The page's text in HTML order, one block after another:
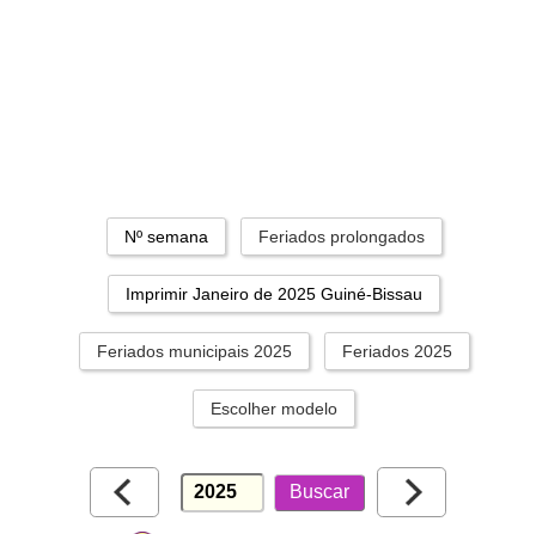
Nº semana Feriados prolongados
Imprimir Janeiro de 2025 Guiné-Bissau
Feriados municipais 2025 Feriados 2025
Escolher modelo